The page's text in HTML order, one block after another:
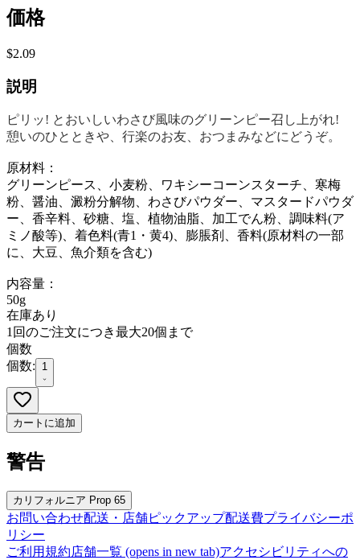
価格
$2.09
説明
ピリッ! とおいしいわさび風味のグリーンピー召し上がれ!
憩いのひとときや、行楽のお友、おつまみなどにどうぞ。
原材料：
グリーンピース、小麦粉、ワキシーコーンスターチ、寒梅
粉、醤油、澱粉分解物、わさびパウダー、マスタードパウダ
ー、香辛料、砂糖、塩、植物油脂、加工でん粉、調味料(ア
ミノ酸等)、着色料(青1・黄4)、膨脹剤、香料(原材料の一部
に、大豆、魚介類を含む)
内容量：
50g
在庫あり
1回のご注文につき最大20個まで
個数
個数:
1
カートに追加
警告
カリフォルニア Prop 65
お問い合わせ配送・店舗ピックアップ配送費プライバシーポ
リシー
ご利用規約店舗一覧 (opens in new tab)アクセシビリティへの